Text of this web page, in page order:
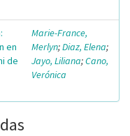
en
de
Marie-France,
Merlyn;Diaz, Elena;
Jayo, Liliana;Cano,
Verónica